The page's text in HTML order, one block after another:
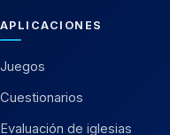
APLICACIONES
Juegos
Cuestionarios
Evaluación de iglesias